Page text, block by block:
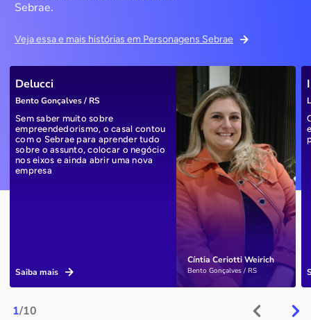
Sebrae.
Veja essa e mais histórias em Personagens Sebrae
1/10
Cíntia Ceriotti Weirich
Bento Gonçalves / RS
Delucci
Bento Gonçalves / RS
Sem saber muito sobre
empreendedorismo, o casal contou
com o Sebrae para aprender tudo
sobre o assunto, colocar o negócio
nos eixos e ainda abrir uma nova
empresa
Saiba mais